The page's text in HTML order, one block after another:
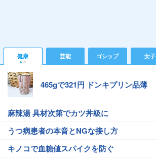
健康 芸能 ゴシップ 女子
465gで321円 ドンキプリン品薄
麻辣湯 具材次第でカツ丼級に
うつ病患者の本音とNGな接し方
キノコで血糖値スパイクを防ぐ